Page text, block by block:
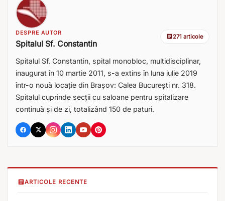
DESPRE AUTOR
Spitalul Sf. Constantin
271 articole
Spitalul Sf. Constantin, spital monobloc, multidisciplinar,
inaugurat în 10 martie 2011, s-a extins în luna iulie 2019
într-o nouă locație din Brașov: Calea București nr. 318.
Spitalul cuprinde secții cu saloane pentru spitalizare
continuă și de zi, totalizând 150 de paturi.
ARTICOLE RECENTE